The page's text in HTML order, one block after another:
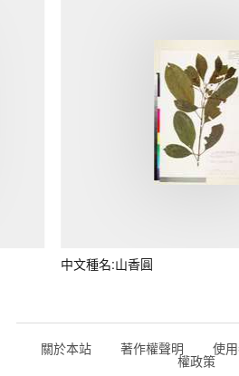
中文種名:山香圓
關於本站 著作權聲明 使
權政策